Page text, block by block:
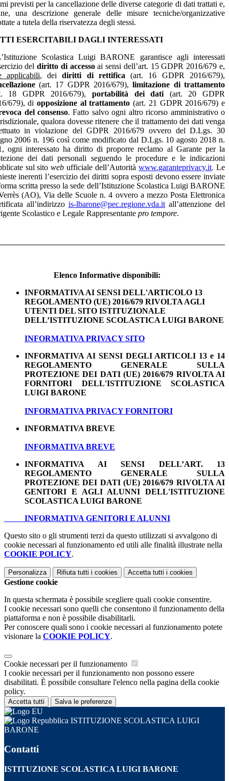
previsti per la cancellazione delle diverse categorie di dati trattati e,
una descrizione generale delle misure tecniche/organizzative
a tutela della riservatezza degli stessi.
ESERCITABILI DAGLI INTERESSATI
Scolastica Luigi BARONE garantisce agli interessati
deldiritto di accessoai sensi dell’art. 15 GDPR 2016/679 e,
applicabili, deidiritti di rettifica (art. 16 GDPR 2016/679),
(art. 17 GDPR 2016/679),limitazione di trattamento
18 GDPR 2016/679),portabilità dei dati (art. 20 GDPR
679), diopposizione al trattamento (art. 21 GDPR 2016/679) e
del consenso. Fatto salvo ogni altro ricorso amministrativo o
qualora dovesse ritenere che il trattamento dei dati venga
in violazione del GDPR 2016/679 ovvero del D.Lgs. 30
2006 n. 196 così come modificato dal D.Lgs. 10 agosto 2018 n.
ogni interessato ha diritto di proporre reclamo al Garante per la
dei dati personali seguendo le procedure e le indicazioni
sul sitoweb ufficiale dell’Autoritàwww.garanteprivacy.it. Le
inerenti l’esercizio dei diritti sopra esposti devono essere inviate
scritta presso la sede dell’Istituzione Scolastica Luigi BARONE
(AO), Via delle Scuole n. 4 ovvero a mezzo Posta Elettronica
all’indirizzo is-lbarone@pec.regione.vda.itall’attenzione del
Scolastico e Legale Rappresentante pro tempore.
Elenco Informative disponibili:
INFORMATIVA AI SENSI DELL'ARTICOLO 13
REGOLAMENTO (UE) 2016/679 RIVOLTA AGLI
UTENTI DEL SITO ISTITUZIONALE
DELL’ISTITUZIONE SCOLASTICA LUIGI BARONE
INFORMATIVA PRIVACY SITO
INFORMATIVA AI SENSI DEGLI ARTICOLI 13 e 14
REGOLAMENTO GENERALE SULLA
PROTEZIONE DEI DATI (UE) 2016/679 RIVOLTA AI
FORNITORI DELL'ISTITUZIONE SCOLASTICA
LUIGI BARONE
INFORMATIVA PRIVACY FORNITORI
INFORMATIVA BREVE
INFORMATIVA BREVE
INFORMATIVA AI SENSI DELL’ART. 13
REGOLAMENTO GENERALE SULLA
PROTEZIONE DEI DATI (UE) 2016/679 RIVOLTA AI
GENITORI E AGLI ALUNNI DELL'ISTITUZIONE
SCOLASTICA LUIGI BARONE
INFORMATIVA GENITORI E ALUNNI
Questo sito o gli strumenti terzi da questo utilizzati si avvalgono di
cookie necessari al funzionamento ed utili alle finalità illustrate nella
COOKIE POLICY.
Personalizza Rifiuta tutti i cookies Accetta tutti i cookies
Gestione cookie
In questa schermata è possibile scegliere quali cookie consentire.
I cookie necessari sono quelli che consentono il funzionamento della
piattaforma e non è possibile disabilitarli.
Per conoscere quali sono i cookie necessari al funzionamento potete
visionare la COOKIE POLICY.
Cookie necessari per il funzionamento
I cookie necessari per il funzionamento non possono essere
disabilitati. È possibile consultare l'elenco nella pagina della cookie
policy.
Accetta tutti Salva le preferenze
ISTITUZIONE SCOLASTICA LUIGI
BARONE
Contatti
ISTITUZIONE SCOLASTICA LUIGI BARONE